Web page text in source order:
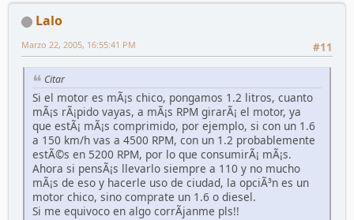
Lalo
#11
Marzo 22, 2005, 16:55:41 PM
Citar
Si el motor es mÃ¡s chico, pongamos 1.2 litros, cuanto
mÃ¡s rÃ¡pido vayas, a mÃ¡s RPM girarÃ¡ el motor, ya
que estÃ¡ mÃ¡s comprimido, por ejemplo, si con un 1.6
a 150 km/h vas a 4500 RPM, con un 1.2 probablemente
estÃ©s en 5200 RPM, por lo que consumirÃ¡ mÃ¡s.
Ahora si pensÃ¡s llevarlo siempre a 110 y no mucho
mÃ¡s de eso y hacerle uso de ciudad, la opciÃ³n es un
motor chico, sino comprate un 1.6 o diesel.
Si me equivoco en algo corrÃ­janme pls!!